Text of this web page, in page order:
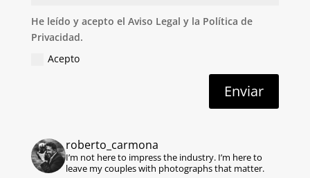
He leído y acepto el Aviso Legal y la Política de
Privacidad.
Acepto
Enviar
roberto_carmona
I’m not here to impress the industry.I’m here to
leave my couples with photographs that matter.